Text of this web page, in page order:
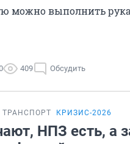
можно выполнить
409 Обсудить
КРИЗИС-2026
НПЗ есть, а